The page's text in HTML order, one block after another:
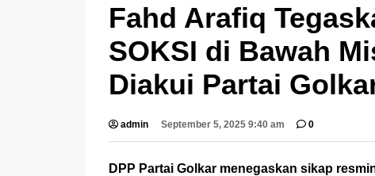
Fahd Arafiq
SOKSI di Bawah
Diakui Partai
admin September 5, 2025 9:40 am 0
DPP Partai Golkar menegaskan sikap